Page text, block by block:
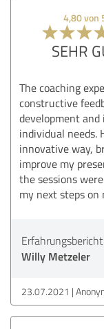
4,80 von
SEHR
The coaching
constructive
development
individual needs.
innovative way,
improve my
the sessions
my next steps on
Willy Metzeler
23.07.2021